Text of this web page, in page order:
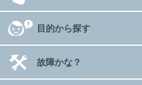
目的から探す
故障かな？